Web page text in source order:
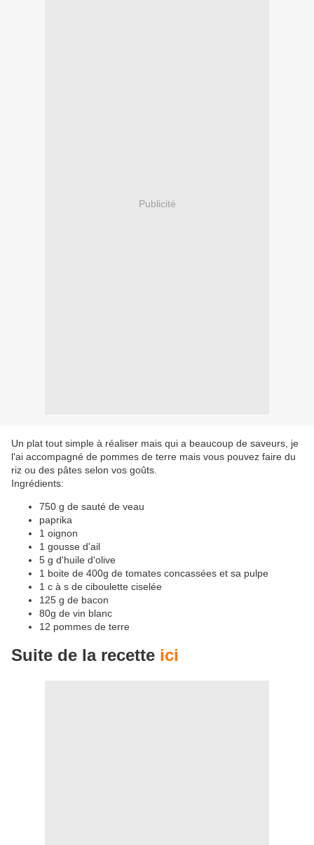
Publicité
Un plat tout simple à réaliser mais qui a beaucoup de saveurs, je
l'ai accompagné de pommes de terre mais vous pouvez faire du
riz ou des pâtes selon vos goûts.
Ingrédients:
750 g de sauté de veau
paprika
1 oignon
1 gousse d'ail
5 g d'huile d'olive
1 boite de 400g de tomates concassées et sa pulpe
1 c à s de ciboulette ciselée
125 g de bacon
80g de vin blanc
12 pommes de terre
Suite de la recette ici